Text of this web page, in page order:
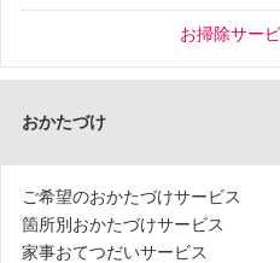
お掃除サー
おかたづけ
ご希望のおかたづけサービス
箇所別おかたづけサービス
家事おてつだいサービス